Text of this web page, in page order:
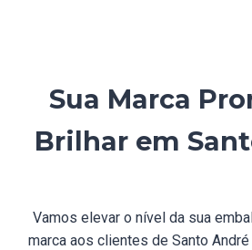
Sua Marca
Brilhar em
Vamos elevar o nível da sua
marca aos clientes de Santo